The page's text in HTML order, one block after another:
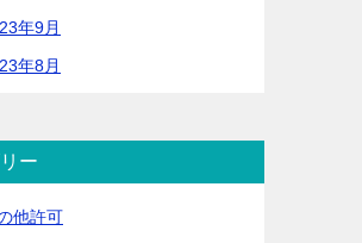
年9月
年8月
ー
他許可